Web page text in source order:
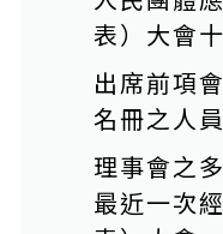
表）大會
出席前項
名冊之人
理事會之
最近一次